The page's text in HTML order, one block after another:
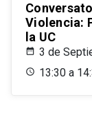
Violencia:
la UC
3 de
13:30 a